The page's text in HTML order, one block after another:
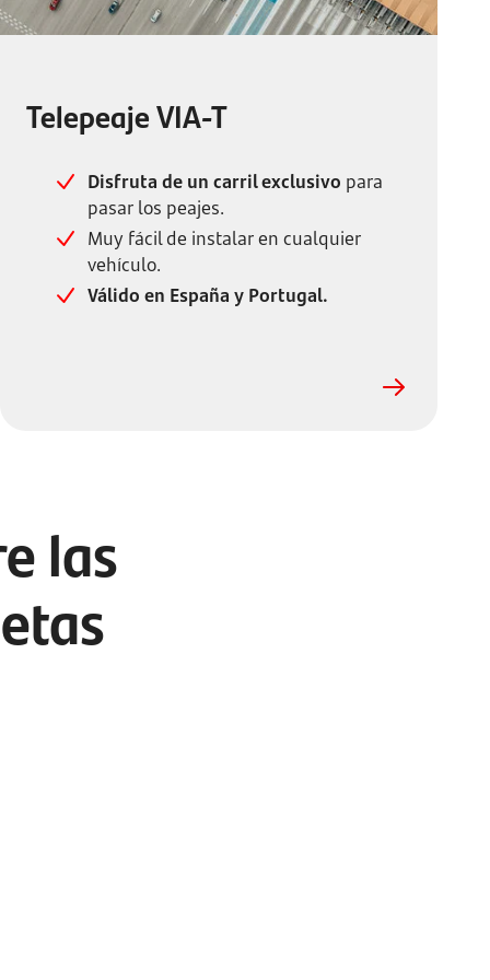
Telepeaje VIA-T
Disfruta de un carril exclusivo para
pasar los peajes.
Muy fácil de instalar en cualquier
vehículo.
Válido en España y Portugal.
las